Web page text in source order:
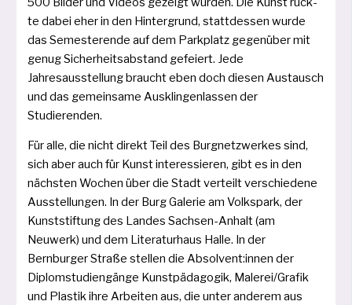
te dabei eher in den Hintergrund, statt­des­sen wur­de
das Semesterende auf dem Parkplatz gegen­über mit
genug Sicherheitsabstand gefei­ert. Jede
Jahresausstellung braucht eben doch die­sen Austausch
und das gemein­sa­me Ausklingenlassen der
Studierenden.
Für alle, die nicht direkt Teil des Burgnetzwerkes sind,
sich aber auch für Kunst inter­es­sie­ren, gibt es in den
nächs­ten Wochen über die Stadt ver­teilt ver­schie­de­ne
Ausstellungen. In der Burg Galerie am Volkspark, der
Kunststiftung des Landes Sachsen-Anhalt (am
Neuwerk) und dem Literaturhaus Halle. In der
Bernburger Straße stel­len die Absolvent:innen der
Diplomstudiengänge Kunstpädagogik, Malerei/Grafik
und Plastik ihre Arbeiten aus, die unter ande­rem aus